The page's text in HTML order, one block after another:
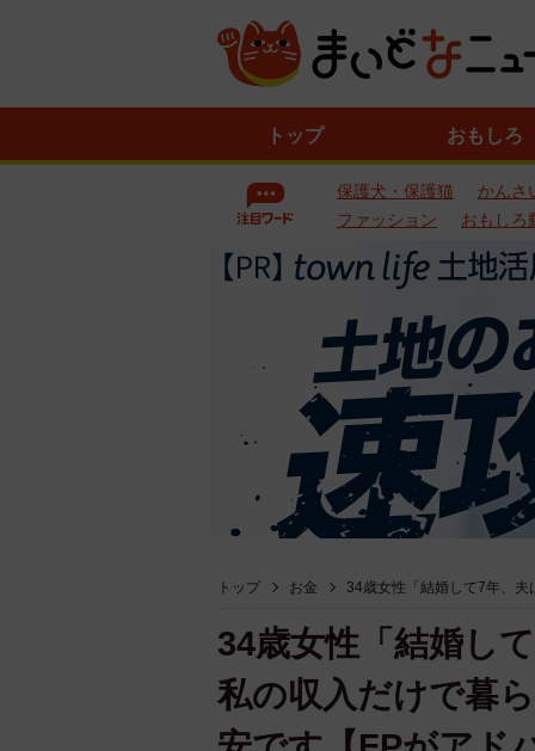
トップ おもしろ
保護犬・保護猫
かんさ
ファッション
おもしろ
トップ お金 34歳女性「結婚して7年、
34歳女性「結婚し
私の収入だけで暮